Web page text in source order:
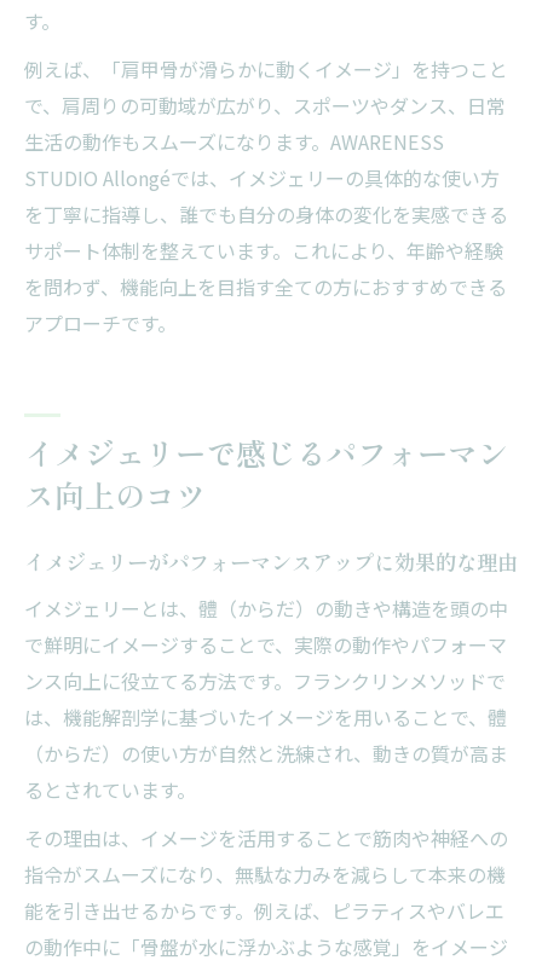
す。
例えば、「肩甲骨が滑らかに動くイメージ」を持つこと
で、肩周りの可動域が広がり、スポーツやダンス、日常
生活の動作もスムーズになります。AWARENESS
STUDIO Allongéでは、イメジェリーの具体的な使い方
を丁寧に指導し、誰でも自分の身体の変化を実感できる
サポート体制を整えています。これにより、年齢や経験
を問わず、機能向上を目指す全ての方におすすめできる
アプローチです。
イメジェリーで感じるパフォーマン
ス向上のコツ
イメジェリーがパフォーマンスアップに効果的な理由
イメジェリーとは、體（からだ）の動きや構造を頭の中
で鮮明にイメージすることで、実際の動作やパフォーマ
ンス向上に役立てる方法です。フランクリンメソッドで
は、機能解剖学に基づいたイメージを用いることで、體
（からだ）の使い方が自然と洗練され、動きの質が高ま
るとされています。
その理由は、イメージを活用することで筋肉や神経への
指令がスムーズになり、無駄な力みを減らして本来の機
能を引き出せるからです。例えば、ピラティスやバレエ
の動作中に「骨盤が水に浮かぶような感覚」をイメージ